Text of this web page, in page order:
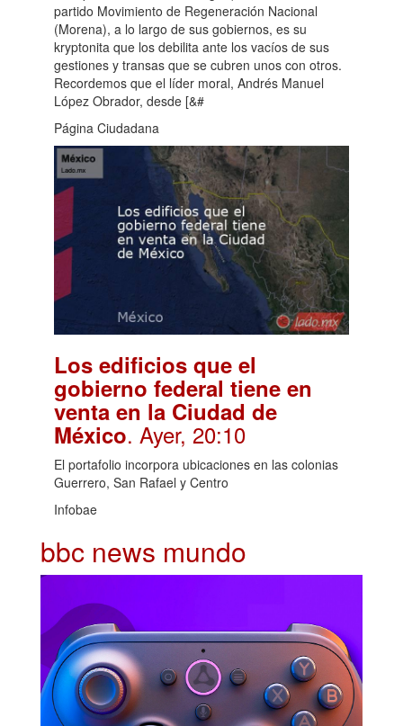
partido Movimiento de Regeneración Nacional
(Morena), a lo largo de sus gobiernos, es su
kryptonita que los debilita ante los vacíos de sus
gestiones y transas que se cubren unos con otros.
Recordemos que el líder moral, Andrés Manuel
López Obrador, desde [&#
Página Ciudadana
Los edificios que el
gobierno federal tiene en
venta en la Ciudad de
México. Ayer, 20:10
El portafolio incorpora ubicaciones en las colonias
Guerrero, San Rafael y Centro
Infobae
bbc news mundo